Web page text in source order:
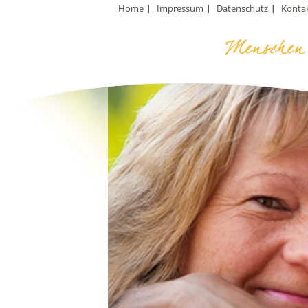
Home Impressum Datenschutz